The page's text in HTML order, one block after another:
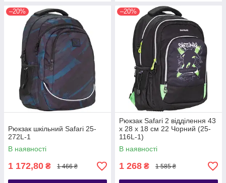
–20%
Рюкзак шкільний Safari 25-
272L-1
В наявності
1 172,80 ₴ 1 466 ₴
–20%
Рюкзак Safari 2 відділення 43
х 28 х 18 см 22 Чорний (25-
116L-1)
В наявності
1 268 ₴ 1 585 ₴